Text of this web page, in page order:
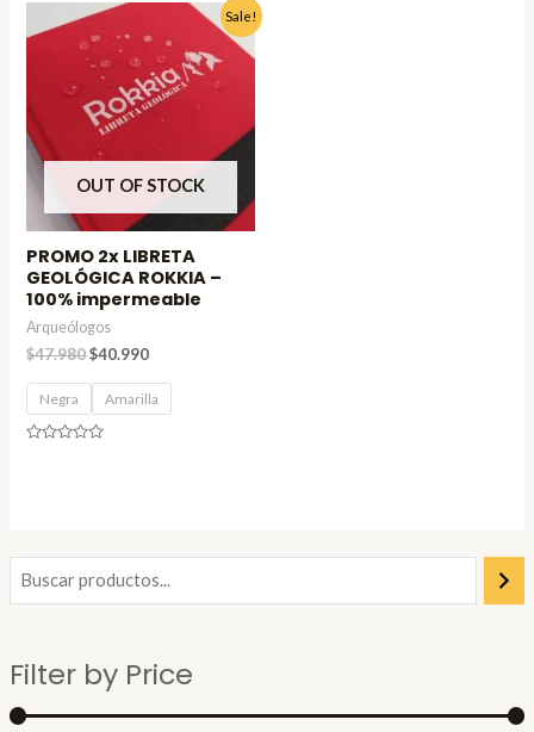
Filter by Price
r
i
r
i
Sale!
OUT OF STOCK
PROMO 2x LIBRETA
GEOLÓGICA ROKKIA –
100% impermeable
Arqueólogos
$47.980
El
precio
original
era:
$47.980.
$40.990
precio
actual
es:
$40.990.
Negra Amarilla